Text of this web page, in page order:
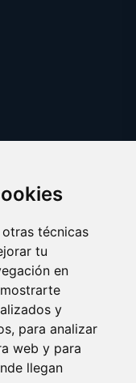
técnicas
tu
en
y
para analizar
web y para
llegan